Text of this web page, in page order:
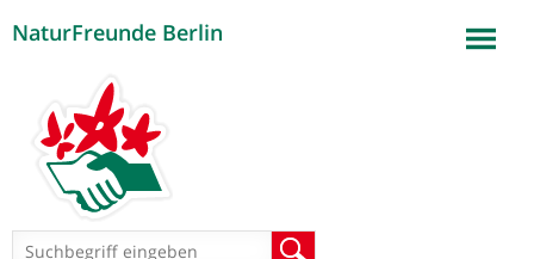
NaturFreunde Berlin
Suchformular